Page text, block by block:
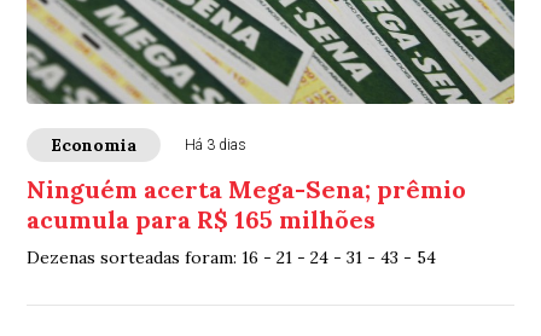
Economia Há 3 dias
Ninguém acerta Mega-Sena; prêmio
acumula para R$ 165 milhões
Dezenas sorteadas foram: 16 - 21 - 24 - 31 - 43 - 54